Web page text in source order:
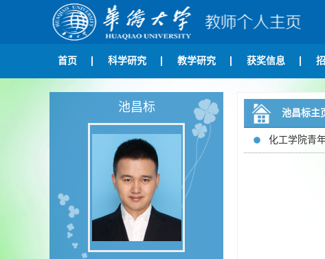
首页 科学研究 教学研究 获奖信息
池昌标 池昌标主
化工学院青